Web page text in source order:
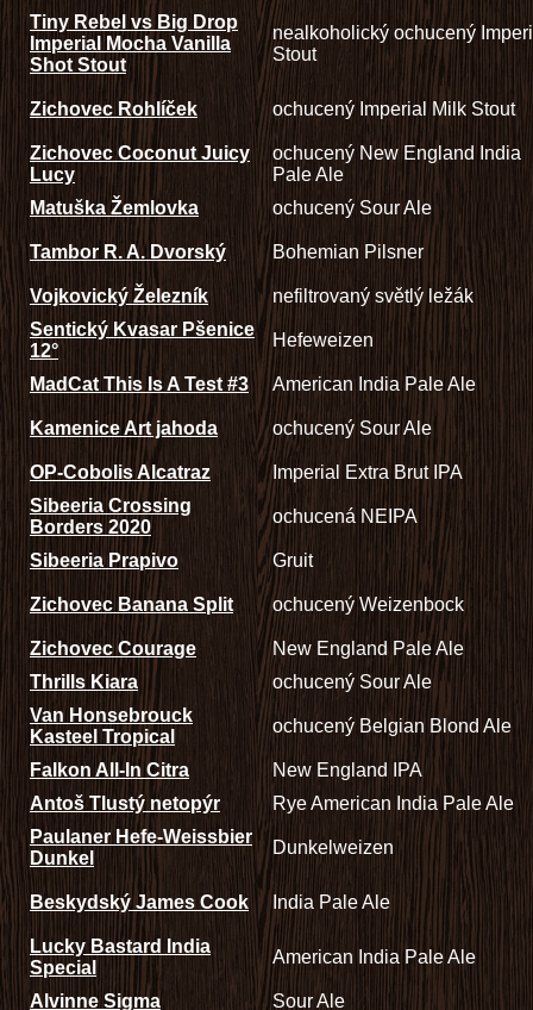
Tiny Rebel vs Big Drop
Imperial Mocha Vanilla
Shot Stout
nealkoholický ochucený
Stout
Zichovec Rohlíček ochucený Imperial Milk Stout
Zichovec Coconut Juicy
Lucy
ochucený New England India
Pale Ale
Matuška Žemlovka
ochucený Sour Ale
Tambor R. A. Dvorský Bohemian Pilsner
Vojkovický Železník
nefiltrovaný světlý ležák
Sentický Kvasar Pšenice
12°
Hefeweizen
MadCat This Is A Test #3 American India Pale Ale
Kamenice Art jahoda ochucený Sour Ale
OP-Cobolis Alcatraz
Imperial Extra Brut IPA
Sibeeria Crossing
Borders 2020
ochucená NEIPA
Sibeeria Prapivo Gruit
Zichovec Banana Split ochucený Weizenbock
Zichovec Courage
New England Pale Ale
Thrills Kiara
ochucený Sour Ale
Van Honsebrouck
Kasteel Tropical
ochucený Belgian Blond Ale
Falkon All-In Citra
New England IPA
Antoš Tlustý netopýr
Rye American India Pale Ale
Paulaner Hefe-Weissbier
Dunkel
Dunkelweizen
Beskydský James Cook India Pale Ale
Lucky Bastard India
Special
American India Pale Ale
Alvinne Sigma Sour Ale